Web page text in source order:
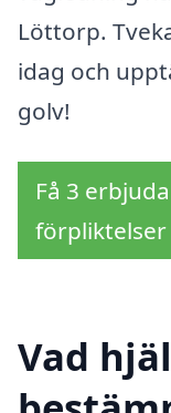
Löttorp.
idag och
golv!
Få 3
förpliktelser
Vad